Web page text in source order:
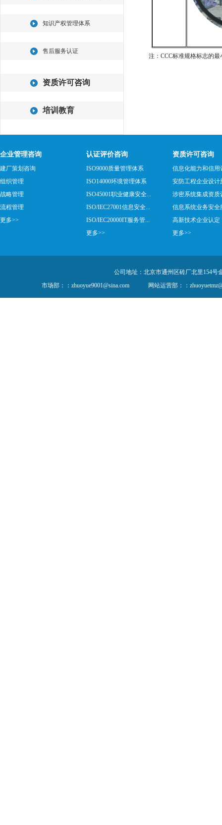
知识产权管理体系
售后服务认证
资质许可咨询
培训教育
注：CCC标准规格标志的最
企业管理咨询
建厂策划咨询
组织管理
战略管理
流程管理
更多>>
认证评价咨询
ISO9000质量管理体系
ISO14000环境管理体系
ISO45001职业健康安全...
ISO/IEC27001信息安全...
ISO/IEC20000IT服务管...
更多>>
资质许可咨询
信息化能力和信用
安防工程企业设计
涉密系统集成资质
信息系统业务安全
高新技术企业认定
更多>>
公司地址：北京市通州区砖厂北里154号
市场部：：zhuoyue9001@sina.com
网站运营部：：